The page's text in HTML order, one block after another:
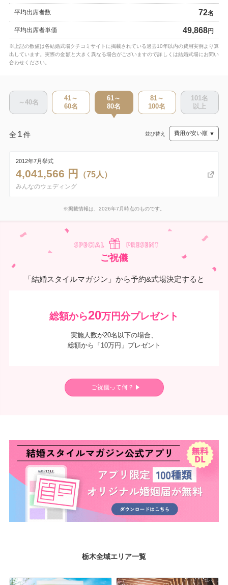
平均出席者数 72名
平均出席者単価 49,868円
※上記の数値は各結婚式場クチコミサイトに掲載されている過去10年以内の費用実例より算
出しています。実際の金額と大きく異なる場合がございますので詳しくは結婚式場にお問い
合わせください。
～40名
41～
60名
61～
80名
81～
100名
101名
以上
全1件 並び替え
2012年7月挙式
4,041,566 円 （75人）
みんなのウェディング
※掲載情報は、2026年7月時点のものです。
ご祝儀
「結婚スタイルマガジン」から予約&式場決定すると
総額から20万円分プレゼント
実施人数が20名以下の場合、
総額から「10万円」プレゼント
ご祝儀って何？
栃木全域エリア一覧